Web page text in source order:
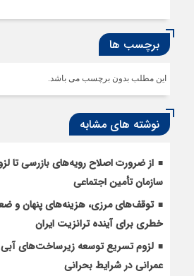
برچسب ها
این مطلب بدون برچسب می باشد.
نوشته های مشابه
از ضرورت اصلاح رویه‌های بازرسی تا
سازمان تأمین اجتماعی
توقف‌های مرزی، هزینه‌های پنهان و
خطری برای آینده ترانزیت ایران
لزوم تسریع توسعه زیرساخت‌های آبی
عمرانی در شرایط بحرانی